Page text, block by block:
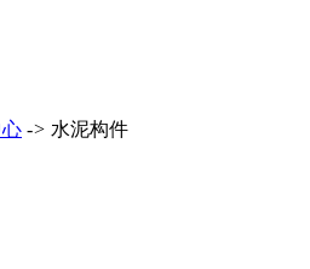
-> 水泥构件